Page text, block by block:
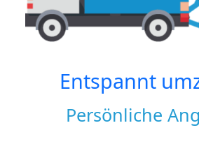
Entspannt
Persönliche